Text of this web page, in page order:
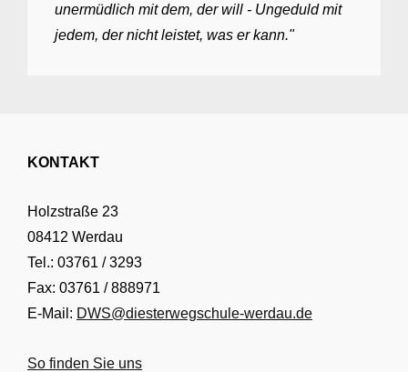
unermüdlich mit dem, der will - Ungeduld mit
jedem, der nicht leistet, was er kann."
KONTAKT
Holzstraße 23
08412 Werdau
Tel.: 03761 / 3293
Fax: 03761 / 888971
E-Mail: DWS@diesterwegschule-werdau.de
So finden Sie uns